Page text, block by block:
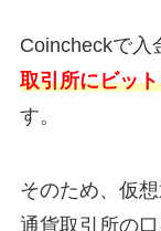
Coincheckで入
取引所にビッ
す。
そのため、仮
通貨取引所の口